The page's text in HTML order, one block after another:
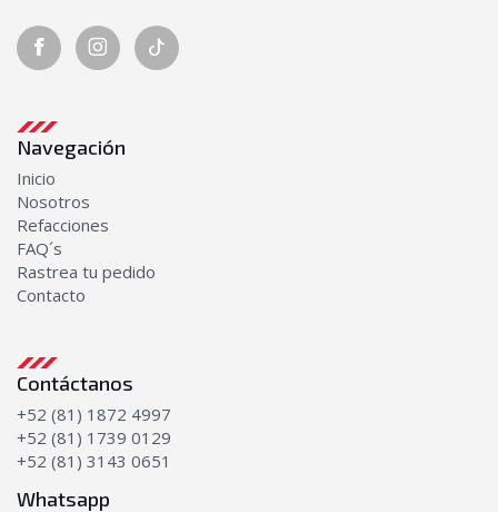
Navegación
Inicio
Nosotros
Refacciones
FAQ´s
Rastrea tu pedido
Contacto
Contáctanos
+52 (81) 1872 4997
+52 (81) 1739 0129
+52 (81) 3143 0651
Whatsapp